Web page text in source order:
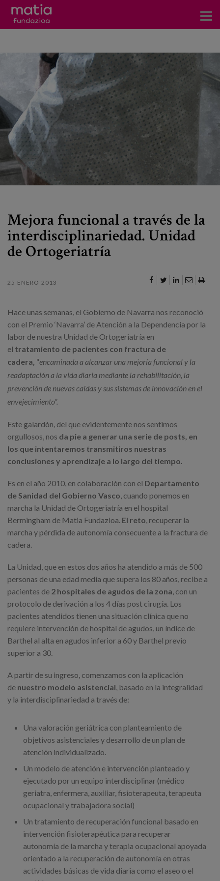
Contacto
Noticias
Blog
Prensa
Canal de denuncias
es
Mejora funcional a través de la
interdisciplinariedad. Unidad
de Ortogeriatría
25 ENERO 2013
Hace unas semanas, el Gobierno de Navarra nos reconoció
con el Premio ‘Navarra’ de Atención a la Dependencia por la
labor de nuestra Unidad de Ortogeriatría en
el tratamiento de pacientes con fractura de
cadera, “encaminada a alcanzar una mejoría funcional y la
readaptación a la vida diaria mediante la rehabilitación, la
prevención de nuevas caídas y sus sistemas de innovación en el
envejecimiento”.
Este galardón, del que evidentemente nos sentimos
orgullosos, nos da pie a generar una serie de posts, en
los que intentaremos transmitiros nuestras
conclusiones y aprendizaje a lo largo del tiempo.
Es en el año 2010, en colaboración con el Departamento
de Sanidad del Gobierno Vasco, cuando ponemos en
marcha la Unidad de Ortogeriatría en el hospital
Bermingham de Matia Fundazioa. El reto, recuperar la
marcha y pérdida de autonomía consecuente a la fractura de
cadera.
La Unidad, que en estos dos años ha atendido a más de 500
personas de una edad media que supera los 80 años, recibe a
pacientes de 2 hospitales de agudos de la zona, con un
protocolo de derivación a los 4 días post cirugía. Los
pacientes atendidos tienen una situación clínica que no
requiere intervención de hospital de agudos, un índice de
Barthel al alta en agudos inferior a 60 y Barthel previo
superior a 30.
A partir de su ingreso, comenzamos con la aplicación
de nuestro modelo asistencial, basado en la integralidad
y la interdisciplinariedad a través de:
Una valoración geriátrica con planteamiento de
objetivos asistenciales y desarrollo de un plan de
atención individualizado.
Un modelo de atención e intervención planteado y
ejecutado por un equipo interdisciplinar (médico
geriatra, enfermera, auxiliar, fisioterapeuta, terapeuta
ocupacional y trabajadora social)
Un tratamiento de recuperación funcional basado en
intervención fisioterapéutica para recuperar
autonomía de la marcha y terapia ocupacional apoyada
orientado a la recuperación de autonomía en otras
actividades básicas de vida diaria como el aseo o el